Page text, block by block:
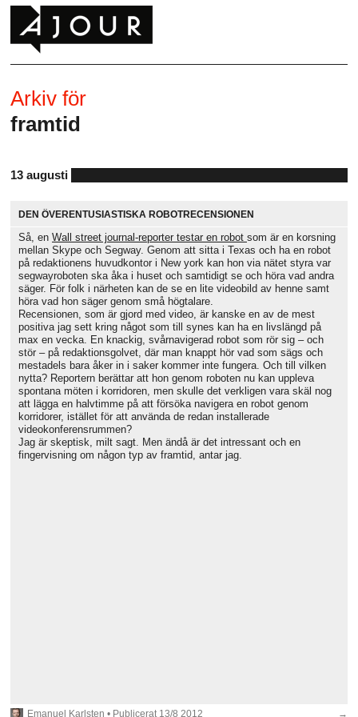
Arkiv för
framtid
13 augusti
DEN ÖVERENTUSIASTISKA ROBOTRECENSIONEN
Så, en Wall street journal-reporter testar en robot som är en korsning
mellan Skype och Segway. Genom att sitta i Texas och ha en robot
på redaktionens huvudkontor i New york kan hon via nätet styra var
segwayroboten ska åka i huset och samtidigt se och höra vad andra
säger. För folk i närheten kan de se en lite videobild av henne samt
höra vad hon säger genom små högtalare.
Recensionen, som är gjord med video, är kanske en av de mest
positiva jag sett kring något som till synes kan ha en livslängd på
max en vecka. En knackig, svårnavigerad robot som rör sig – och
stör – på redaktionsgolvet, där man knappt hör vad som sägs och
mestadels bara åker in i saker kommer inte fungera. Och till vilken
nytta? Reportern berättar att hon genom roboten nu kan uppleva
spontana möten i korridoren, men skulle det verkligen vara skäl nog
att lägga en halvtimme på att försöka navigera en robot genom
korridorer, istället för att använda de redan installerade
videokonferensrummen?
Jag är skeptisk, milt sagt. Men ändå är det intressant och en
fingervisning om någon typ av framtid, antar jag.
→
Emanuel Karlsten • Publicerat 13/8 2012